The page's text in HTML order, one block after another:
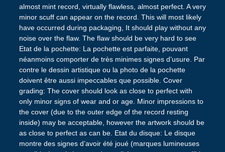
almost mint record, virtually flawless, almost perfect. A very
minor scuff can appear on the record. This will most likely
have occurred during packaging, It should play without any
noise over the flaw. The flaw should be very hard to see
Etat de la pochette: La pochette est parfaite, pouvant
néanmoins comporter de très minimes signes d’usure. Par
contre le dessin artistique ou la photo de la pochette
doivent être aussi impeccables que possible. Cover
grading: The cover should look as close to perfect with
only minor signs of wear and or age. Minor impressions to
the cover (due to the outer edge of the record resting
inside) may be acceptable, however the artwork should be
as close to perfect as can be. Etat du disque: Le disque
montre des signes d’avoir été joué (marques lumineuses